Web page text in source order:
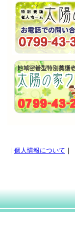
｜ 個人情報について ｜